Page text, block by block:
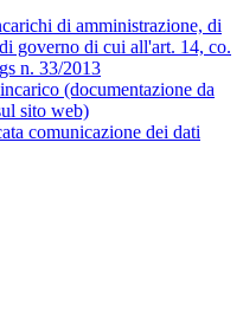
di amministrazione, di
governo di cui all'art. 14, co.
n. 33/2013
(documentazione da
sito web)
comunicazione dei dati